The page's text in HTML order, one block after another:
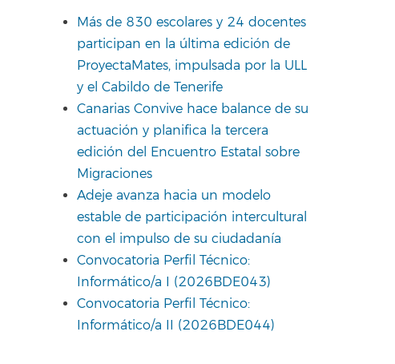
Más de 830 escolares y 24 docentes
participan en la última edición de
ProyectaMates, impulsada por la ULL
y el Cabildo de Tenerife
Canarias Convive hace balance de su
actuación y planifica la tercera
edición del Encuentro Estatal sobre
Migraciones
Adeje avanza hacia un modelo
estable de participación intercultural
con el impulso de su ciudadanía
Convocatoria Perfil Técnico:
Informático/a I (2026BDE043)
Convocatoria Perfil Técnico:
Informático/a II (2026BDE044)